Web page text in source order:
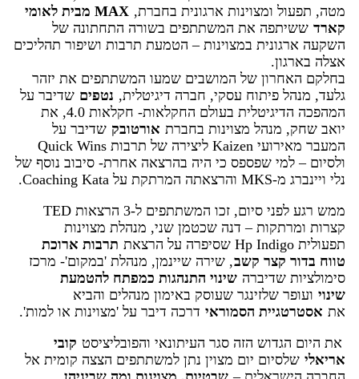
מטה, תפעול ומצוינות ארגונית בחברת,
MAX מבית לאומי
קארד ששיתפה את המשתתפים בשורה התחתונה של
השקעה ארגונית במצוינות – הטמעת תרבות ושיפור תהליכים
אצלה בארגון.
בחלקם האחרון של המושבים שמעו המשתתפים את יזהר
גלעד, מנהל פיתוח עסקי, חברה דיגיטלית, נטפים שדיבר על
המהפכה הדיגיטלית בעולם החקלאות- חקלאות 4.0, את
יואב שחק, מנהל מצוינות בחברת אורטובק שדיבר על
המעבר מאירועי Kaizen ליצירה של תרבות Quick Wins
ולסיום – למי שפספס כי היה בהרצאה אחרת- סיבוב נוסף של
נלי ויינברג מ-MKS והרצאתה המרתקת על Coaching Kata.
ממש רגע לפני סיום, זכו המשתתפים ל-3 הרצאות TED
קצרות ומרתקות – דנה שכטמן שני, מנהלת מצוינות
תפעולית Hp Indigo שסיפרה על הרצאת
תרבות ארוכת
טווח בדור קצר קשב, שירה שיינמן, מנהלת 'במקום'- מרכז
סימולציות שדיברה שינוי התנהגות כמפתח להטמעת
שינוי ועופר שלזינגר שעוסק באימון מנהלים והביא
את אסטרטגיית הסמוראי דרכה דיבר על 'מצוינות או למות'.
את היום הגדוש הזה סגר העיתונאי והפובליציסט קובי
אריאלי שלסיום יום מצוין נתן למשתתפים הצצה קומית אל